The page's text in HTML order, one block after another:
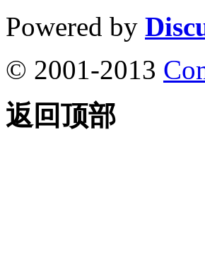
Powered by
© 2001-2013
返回顶部